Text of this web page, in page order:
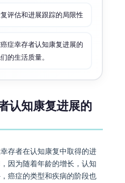
评估和进展跟踪的局限性
症幸存者认知康复进展的
的生活质量。
认知康复进展的
存者在认知康复中取得的进
因为随着年龄的增长，认知
癌症的类型和疾病的阶段也